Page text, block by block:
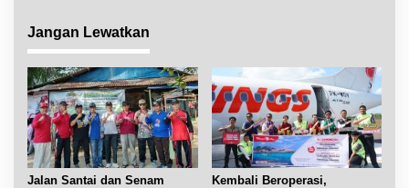
g
a
s
i
p
o
s
Jangan Lewatkan
Jalan Santai dan Senam
Kembali Beroperasi,